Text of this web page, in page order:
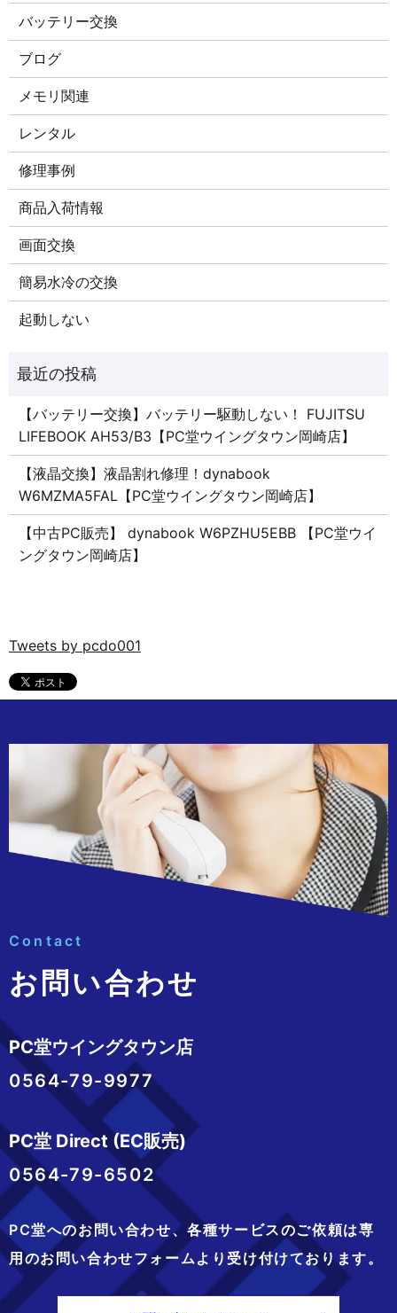
バッテリー交換
ブログ
メモリ関連
レンタル
修理事例
商品入荷情報
画面交換
簡易水冷の交換
起動しない
【バッテリー交換】バッテリー駆動しない！ FUJITSU
LIFEBOOK AH53/B3【PC堂ウイングタウン岡崎店】
【液晶交換】液晶割れ修理！dynabook
W6MZMA5FAL【PC堂ウイングタウン岡崎店】
【中古PC販売】 dynabook W6PZHU5EBB 【PC堂ウイ
ングタウン岡崎店】
Tweets by pcdo001
Contact
お問い合わせ
PC堂ウイングタウン店
0564-79-9977
PC堂 Direct (EC販売)
0564-79-6502
PC堂へのお問い合わせ、各種サービスのご依頼は専
用のお問い合わせフォームより 受け付けております。